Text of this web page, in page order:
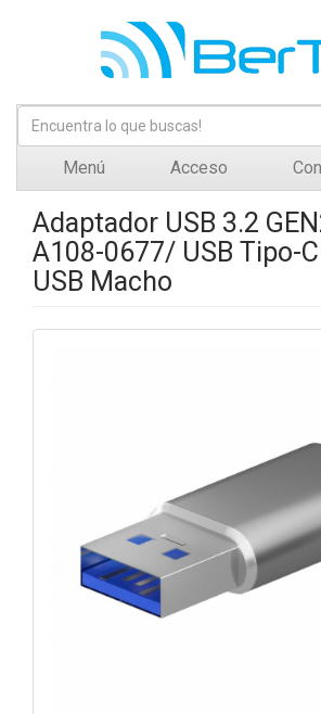
Menú Acceso
Adaptador USB 3.2
A108-0677/ USB Tipo-
USB Macho